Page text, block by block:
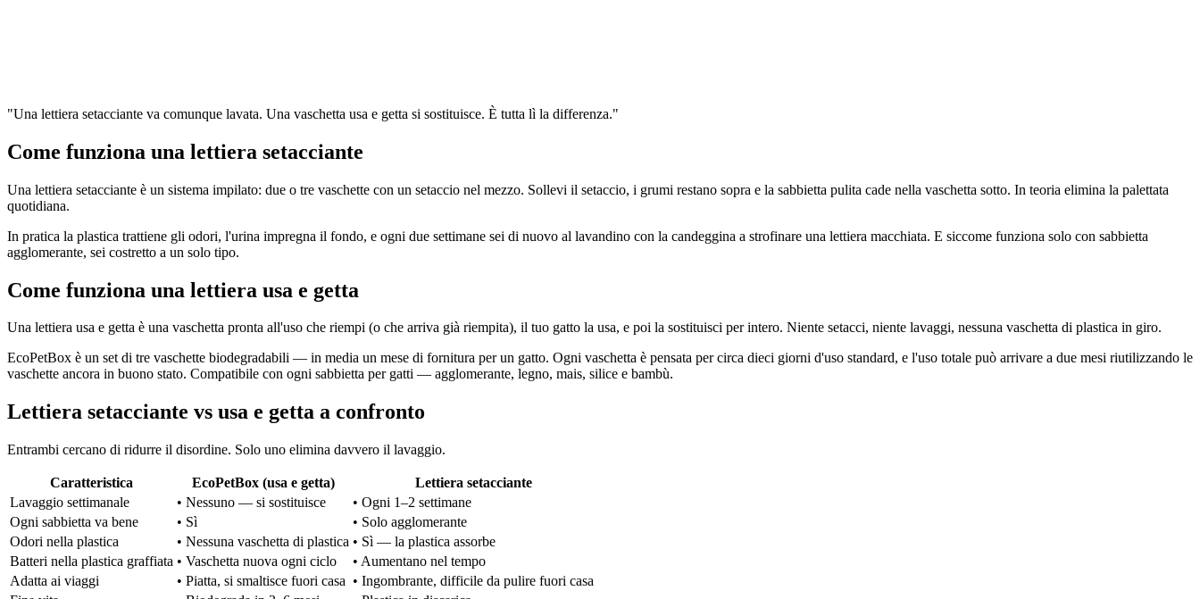
"Una lettiera setacciante va comunque lavata. Una vaschetta usa e getta si sostituisce. È tutta lì la differenza."
Come funziona una lettiera setacciante
Una lettiera setacciante è un sistema impilato: due o tre vaschette con un setaccio nel mezzo. Sollevi il setaccio, i grumi restano sopra e la sabbietta pulita cade nella vaschetta sotto. In teoria elimina la palettata
quotidiana.
In pratica la plastica trattiene gli odori, l'urina impregna il fondo, e ogni due settimane sei di nuovo al lavandino con la candeggina a strofinare una lettiera macchiata. E siccome funziona solo con sabbietta
agglomerante, sei costretto a un solo tipo.
Come funziona una lettiera usa e getta
Una lettiera usa e getta è una vaschetta pronta all'uso che riempi (o che arriva già riempita), il tuo gatto la usa, e poi la sostituisci per intero. Niente setacci, niente lavaggi, nessuna vaschetta di plastica in giro.
EcoPetBox è un set di tre vaschette biodegradabili — in media un mese di fornitura per un gatto. Ogni vaschetta è pensata per circa dieci giorni d'uso standard, e l'uso totale può arrivare a due mesi riutilizzando le
vaschette ancora in buono stato. Compatibile con ogni sabbietta per gatti — agglomerante, legno, mais, silice e bambù.
Lettiera setacciante vs usa e getta a confronto
Entrambi cercano di ridurre il disordine. Solo uno elimina davvero il lavaggio.
Caratteristica EcoPetBox (usa e getta)
Lettiera setacciante
Lavaggio settimanale
• Nessuno — si sostituisce • Ogni 1–2 settimane
Ogni sabbietta va bene
• Sì • Solo agglomerante
Odori nella plastica
• Nessuna vaschetta di plastica • Sì — la plastica assorbe
Batteri nella plastica graffiata • Vaschetta nuova ogni ciclo • Aumentano nel tempo
Adatta ai viaggi
• Piatta, si smaltisce fuori casa • Ingombrante, difficile da pulire fuori casa